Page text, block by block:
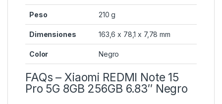
Peso 210 g
Dimensiones 163,6 x 78,1 x 7,78 mm
Color Negro
FAQs – Xiaomi REDMI Note 15
Pro 5G 8GB 256GB 6.83″ Negro